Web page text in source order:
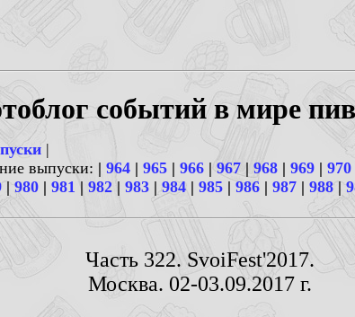
событий в мире
|
выпуски: | 964 | 965 | 966 | 967 | 968 | 969 | 970
| 980 | 981 | 982 | 983 |984| 985 | 986 | 987 | 988|
Часть 322. SvoiFest'2017.
Москва. 02-03.09.2017 г.